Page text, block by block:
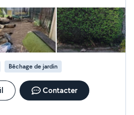
Bêchage de jardin
Contacter